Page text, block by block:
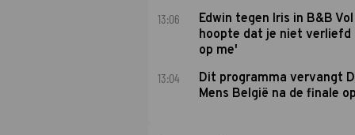
13:06
Edwin tegen Iris in B&B
hoopte dat je niet verliefd
op me'
13:04
Dit programma vervangt
Mens België na de finale